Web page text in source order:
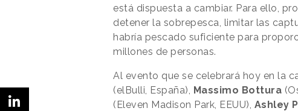
está dispuesta a cambiar. Para ello,
detener la sobrepesca, limitar las
habría pescado suficiente para
millones de personas.
Al evento que se celebrará hoy en la
(elBulli, España), Massimo Bottura
(Eleven Madison Park, EEUU), Ashley